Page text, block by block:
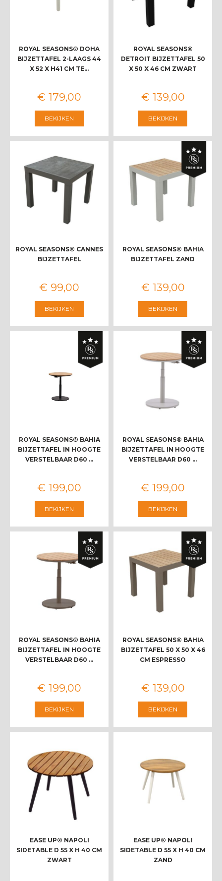
ROYAL SEASONS® DOHA
BIJZETTAFEL 2-LAAGS 44
X 52 X H41 CM TE…
€ 179,00
BEKIJKEN
ROYAL SEASONS®
DETROIT BIJZETTAFEL 50
X 50 X 46 CM ZWART
€ 139,00
BEKIJKEN
ROYAL SEASONS® CANNES
BIJZETTAFEL
€ 99,00
BEKIJKEN
ROYAL SEASONS® BAHIA
BIJZETTAFEL ZAND
€ 139,00
BEKIJKEN
ROYAL SEASONS® BAHIA
BIJZETTAFEL IN HOOGTE
VERSTELBAAR D60 …
€ 199,00
BEKIJKEN
ROYAL SEASONS® BAHIA
BIJZETTAFEL IN HOOGTE
VERSTELBAAR D60 …
€ 199,00
BEKIJKEN
ROYAL SEASONS® BAHIA
BIJZETTAFEL IN HOOGTE
VERSTELBAAR D60 …
€ 199,00
BEKIJKEN
ROYAL SEASONS® BAHIA
BIJZETTAFEL 50 X 50 X 46
CM ESPRESSO
€ 139,00
BEKIJKEN
EASE UP® NAPOLI
SIDETABLE D 55 X H 40 CM
ZWART
EASE UP® NAPOLI
SIDETABLE D 55 X H 40 CM
ZAND